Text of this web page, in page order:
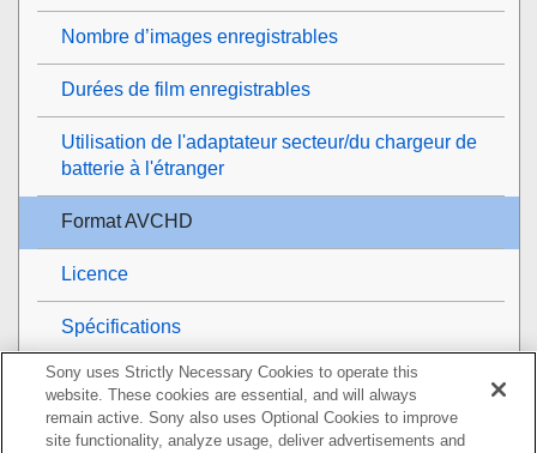
Nombre d’images enregistrables
Durées de film enregistrables
Utilisation de l'adaptateur secteur/du chargeur de
batterie à l'étranger
Format AVCHD
Licence
Spécifications
Marques commerciales
Liste des valeurs des réglages par défaut
Sony uses Strictly Necessary Cookies to operate this
website. These cookies are essential, and will always
remain active. Sony also uses Optional Cookies to improve
site functionality, analyze usage, deliver advertisements and